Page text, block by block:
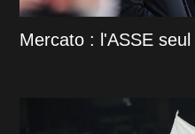
Mercato : l'ASSE